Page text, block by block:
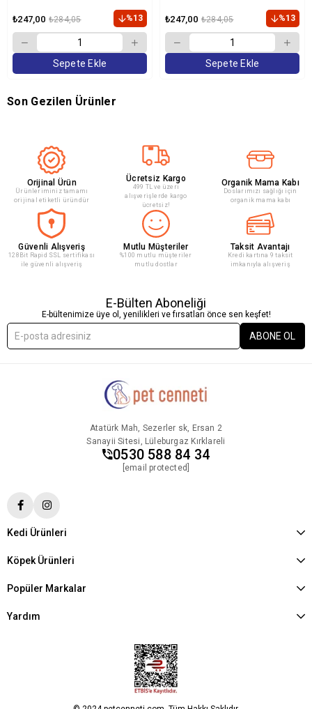
gr
₺247,00 ₺284,05 %13
Sepete Ekle
₺247,00 ₺284,05 %13
Sepete Ekle
Son Gezilen Ürünler
Orijinal Ürün
Ürünleriminiz tamamı
orijinal etiketli üründür
Ücretsiz Kargo
499 TL ve üzeri
alışverişlerde kargo
ücretsiz!
Organik Mama Kabı
Doslarımızı sağlığı için
organik mama kabı
Güvenli Alışveriş
128Bit Rapid SSL sertifikası
ile güvenli alışveriş
Mutlu Müşteriler
%100 mutlu müşteriler
mutlu dostlar
Taksit Avantajı
Kredi kartına 9 taksit
imkanıyla alışveriş
E-Bülten Aboneliği
E-bültenimize üye ol, yenilikleri ve fırsatları önce sen keşfet!
ABONE OL
Atatürk Mah, Sezerler sk, Ersan 2
Sanayii Sitesi, Lüleburgaz Kırklareli
0530 588 84 34
[email protected]
Kedi Ürünleri
Köpek Ürünleri
Popüler Markalar
Yardım